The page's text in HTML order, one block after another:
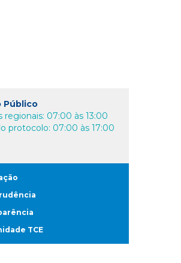
Público
regionais: 07:00 às 13:00
protocolo: 07:00 às 17:00
TCE